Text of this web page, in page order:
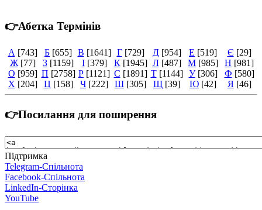
👉Абетка Термінів
А [743] Б [655] В [1641] Г [729] Д [954] Е [519] Є [29]
Ж [77] З [1159] І [379] К [1945] Л [487] М [985] Н [981]
О [959] П [2758] Р [1121] С [1891] Т [1144] У [306] Ф [580]
Х [204] Ц [158] Ч [222] Ш [305] Щ [39] Ю [42] Я [46]
👉Посилання для поширення
Підтримка
Telegram-Спільнота
Facebook-Спільнота
LinkedIn-Сторінка
YouTube